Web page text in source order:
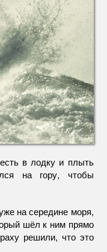
в лодку и плыть
на гору, чтобы
на середине моря,
шёл к ним прямо
решили, что это